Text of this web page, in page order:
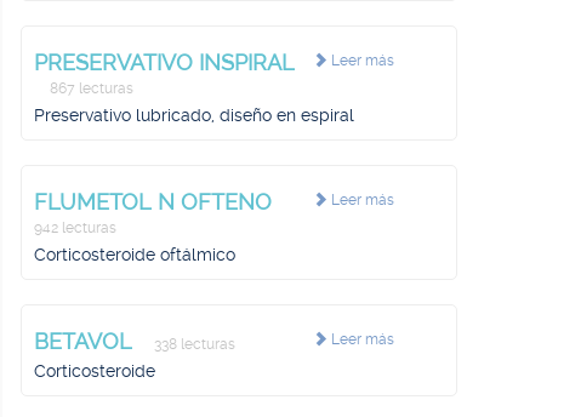
Leer más
PRESERVATIVO INSPIRAL
867 lecturas
Preservativo lubricado, diseño en espiral
Leer más
FLUMETOL N OFTENO
942 lecturas
Corticosteroide oftálmico
Leer más
BETAVOL 338 lecturas
Corticosteroide